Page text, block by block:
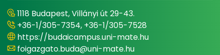
1118 Budapest, Villányi út 29-43.
+36-1/305-7354, +36-1/305-7528
https://budaicampus.uni-mate.hu
foigazgato.buda@uni-mate.hu